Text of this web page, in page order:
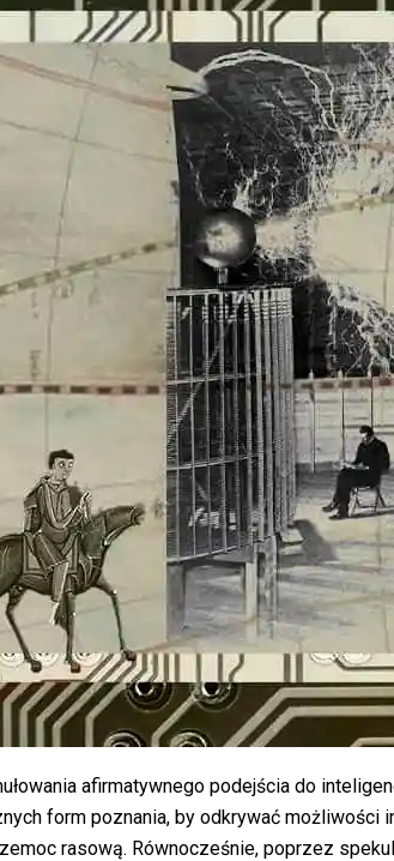
afirmatywnego podejścia do
form poznania, by odkrywać
rasową. Równocześnie, poprzez